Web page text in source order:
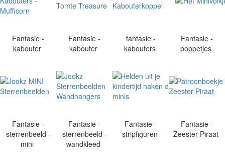
Fantasie -
kabouter
Fantasie -
kabouter
fantasie -
kabouters
Fantasie -
poppetjes
Fantasie -
sterrenbeeld -
mini
Fantasie -
sterrenbeeld -
wandkleed
Fantasie -
stripfiguren
Fantasie -
Zeester Piraat